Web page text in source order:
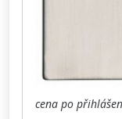
cena po